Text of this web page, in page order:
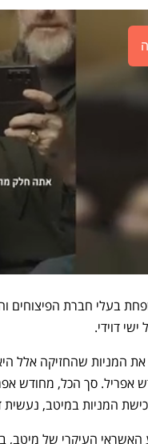
דוידי.
המניות במיטב,